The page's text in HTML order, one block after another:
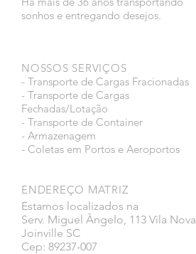
sonhos e entregando desejos.
NOSSOS SERVIÇOS
- Transporte de Cargas Fracionadas
- Transporte de Cargas
Fechadas/Lotação
- Transporte de Container
- Armazenagem
- Coletas em Portos e Aeroportos
ENDEREÇO MATRIZ
Estamos localizados na
Serv. Miguel Ângelo, 113 Vila Nova
Joinville SC
Cep: 89237-007